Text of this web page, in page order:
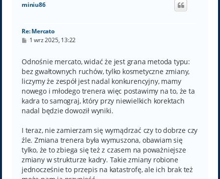
miniu86
Re: Mercato
P
t
1 wrz 2025, 13:22
Odnośnie mercato, widać że jest grana metoda typu:
bez gwałtownych ruchów, tylko kosmetyczne zmiany,
liczymy że zespół jest nadal konkurencyjny, mamy
nowego i młodego trenera więc postawimy na to, że ta
kadra to samograj, który przy niewielkich korektach
nadal będzie dowoził wyniki.
I teraz, nie zamierzam się wymądrzać czy to dobrze czy
źle. Zmiana trenera była wymuszona, obawiam się
tylko, że to zbiega się też z czasem na poważniejsze
zmiany w strukturze kadry. Takie zmiany robione
jednocześnie to przepis na katastrofę, ale ich brak też